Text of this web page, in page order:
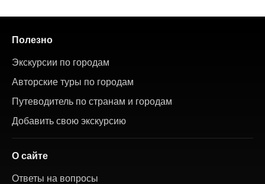
Полезно
Экскурсии по городам
Авторские туры по городам
Путеводитель по странам и городам
Добавить свою экскурсию
О сайте
Ответы на вопросы